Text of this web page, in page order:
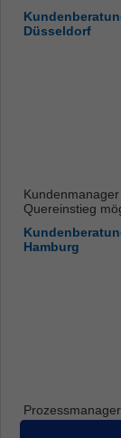
Düsseldorf
Quereinstieg
Hamburg